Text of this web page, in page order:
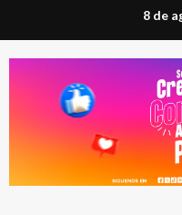
al
contenido
8 de